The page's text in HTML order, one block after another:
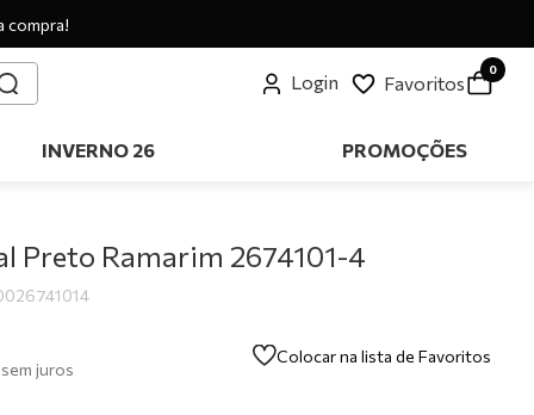
compra!
Login Favoritos
0
INVERNO 26 PROMOÇÕES
Preto Ramarim 2674101-4
sem juros
Colocar na lista de Favoritos